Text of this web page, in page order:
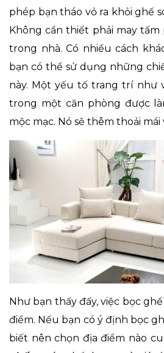
phép bạn tháo vỏ ra khỏi ghế
Không cần thiết phải may tấm
trong nhà. Có nhiều cách
bạn có thể sử dụng những
này. Một yếu tố trang trí như
trong một căn phòng được
mộc mạc. Nó sẽ thêm thoải mái
Như bạn thấy đấy, việc bọc
điểm. Nếu bạn có ý định bọc
biết nên chọn địa điểm nào